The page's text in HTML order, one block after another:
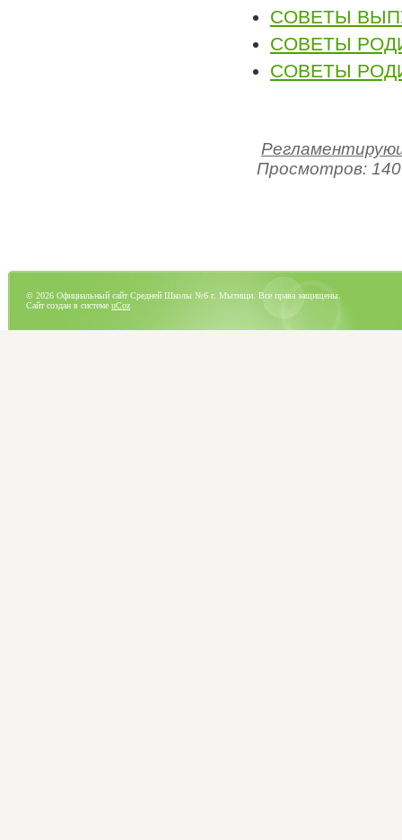
СОВЕТЫ
СОВЕТЫ
СОВЕТЫ
Просмотров:
© 2026 Официальный сайт Средней Школы №6 г. Мытищи. Все права защищены.
Сайт создан в системе uCoz